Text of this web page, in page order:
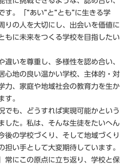
。「“あい”と“とも”に生きる学
りの人を大切にし、出会いを価値に
もに未来をつくる学校を目指したい
いを尊重し、多様性を認め合い、
心地の良い温かい学校、主体的・対
力、家庭や地域社会の教育力を生か
す。
も、どうすれば実現可能かという
した。私は、そんな生徒をたいへん
後の学校づくり、そして地域づくり
担い手として大変期待しています。
にこの原点に立ち返り、学校と保